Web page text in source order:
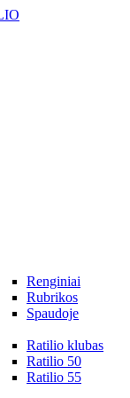
Renginiai
Rubrikos
Spaudoje
Ratilio klubas
Ratilio 50
Ratilio 55